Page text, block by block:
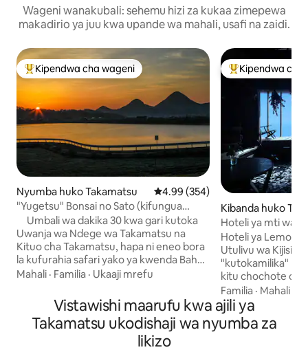
Wageni wanakubali: sehemu hizi za kukaa zimepewa
makadirio ya juu kwa upande wa mahali, usafi na zaidi.
Kipendwa maarufu cha wageni
Kipendwa cha wageni
Nyumba huko Takamatsu Ukadiriaji wa wastani wa 4.99
4.99 (354)
"Yugetsu" Bonsai no Sato (kifungua
kinywa kimejumuishwa) ~ Kituo cha
ufikiaji huko Setouchi katikati ya Kagawa
~
Umbali wa dakika 30 kwa gari kutoka
Uwanja wa Ndege wa Takamatsu na
Kituo cha Takamatsu, hapa ni eneo bora
la kufurahia safari yako ya kwenda Bahari
ya Ndani ya Seto kwa gari la kukodi au
kuchukuliwa na kushushwa bila malipo
kutoka Stesheni ya Takamatsu au
Uwanja wa Ndege wa Takamatsu.Pia
kuna maegesho ya bila malipo kwa
magari 10, kwa hivyo ni mazuri kwa
Mahali · Familia · Ukaaji mrefu
Kipendwa
Kipendwa cha
Kibanda huko
Hoteli ya mti wa
Hoteli ya Lemon
Utulivu wa
"kutokamilika"
kitu chochote cha
hivyo,
vinavyochochea
Nyumba ya
miaka 120,
Familia · Mahali
Vistawishi maarufu kwa ajili ya
Takamatsu ukodishaji wa nyumba za
likizo